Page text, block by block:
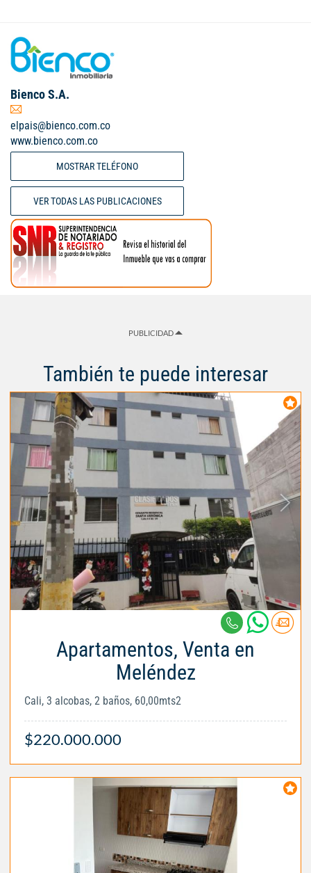
Bienco S.A.
elpais@bienco.com.co
www.bienco.com.co
MOSTRAR TELÉFONO
VER TODAS LAS PUBLICACIONES
PUBLICIDAD
También te puede interesar
Apartamentos, Venta en
Meléndez
Cali, 3 alcobas, 2 baños, 60,00mts2
$220.000.000